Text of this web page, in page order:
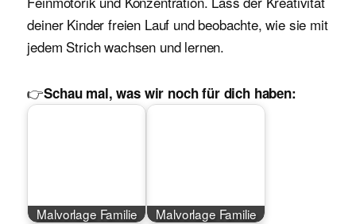
deiner Kinder freien Lauf und beobachte, wie sie mit
jedem Strich wachsen und lernen.
👉Schau mal, was wir noch für dich haben:
Malvorlage Familie Malvorlage Familie